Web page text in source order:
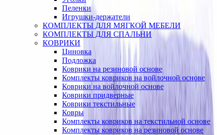
Пеленки
Игрушки-держатели
КОМПЛЕКТЫ ДЛЯ МЯГКОЙ МЕБЕЛИ
КОМПЛЕКТЫ ДЛЯ СПАЛЬНИ
КОВРИКИ
Циновка
Подложка
Коврики на резиновой основе
Комплекты ковриков на войлочной основе
Коврики на войлочной основе
Коврики придверные
Коврики текстильные
Ковры
Комплекты ковриков на текстильной основе
Комплекты ковриков на резиновой основе